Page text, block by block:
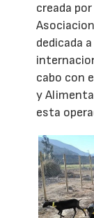
creada
dedicada
cabo con
y
esta